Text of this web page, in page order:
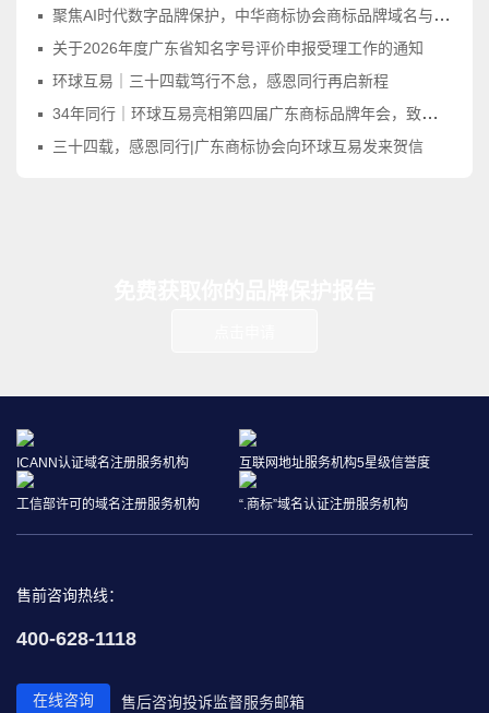
聚焦AI时代数字品牌保护，中华商标协会商标品牌域名与网络标识工作委员会正式成立
关于2026年度广东省知名字号评价申报受理工作的通知
环球互易｜三十四载笃行不怠，感恩同行再启新程
34年同行｜环球互易亮相第四届广东商标品牌年会，致敬品牌守护之路
三十四载，感恩同行|广东商标协会向环球互易发来贺信
ICANN认证域名注册服务机构 互联网地址服务机构5星级信誉度
工信部许可的域名注册服务机构 “.商标”域名认证注册服务机构
售前咨询热线：
400-628-1118
在线咨询 售后咨询投诉监督服务邮箱